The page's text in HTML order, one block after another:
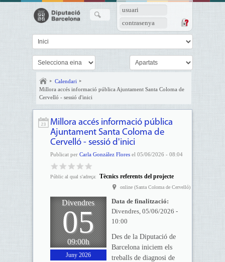
usuari
contrasenya
Calendari
Millora accés informació pública Ajuntament Santa Coloma de
Cervelló - sessió d'inici
Millora accés informació pública
Ajuntament Santa Coloma de
Cervelló - sessió d'inici
Publicat per Carla González Floresel 05/06/2026 - 08:04
Públic al qual s'adreça: Tècnics referents del projecte
online (Santa Coloma de Cervelló)
Divendres
05
09:00h
Juny 2026
Data de finalització:
Divendres, 05/06/2026 -
10:00
Des de la Diputació de
Barcelona iniciem els
treballs de diagnosi de